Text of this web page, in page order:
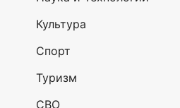
Культура
Спорт
Туризм
СВО